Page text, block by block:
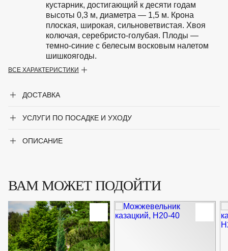
кустарник, достигающий к десяти годам
высоты 0,3 м, диаметра — 1,5 м. Крона
плоская, широкая, сильноветвистая. Хвоя
колючая, серебристо-голубая. Плоды —
темно-синие с белесым восковым налетом
шишкоягоды.
Засухоустойчив. Не выносит застоя воды.
Крупногабаритный товар
Род
Форма Хвойный кустарник
Цвет хвои Зелёный, Голубой
ВСЕ ХАРАКТЕРИСТИКИ
ДОСТАВКА
УСЛУГИ ПО ПОСАДКЕ И УХОДУ
ОПИСАНИЕ
ВАМ МОЖЕТ ПОДОЙТИ